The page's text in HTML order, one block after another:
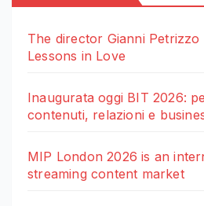
The director Gianni
Lessons in Love
Inaugurata oggi BIT 2026:
contenuti, relazioni e
MIP London 2026 is an
streaming content market